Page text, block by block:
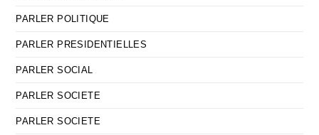
PARLER POLITIQUE
PARLER PRESIDENTIELLES
PARLER SOCIAL
PARLER SOCIETE
PARLER SOCIETE